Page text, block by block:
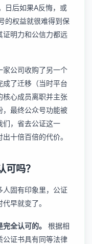
日后如果A反悔，或
的权益就很难得到保
证明力和公信力都远
家公司收购了另一个
成了迁移（当时平台
核心成员离职并主张
，最终公众号功能被
们，省去公证这一
十倍百倍的代价。
可吗？
人固有印象里，公证
早就变了。
全认可的。
根据相
公证书具有同等法律